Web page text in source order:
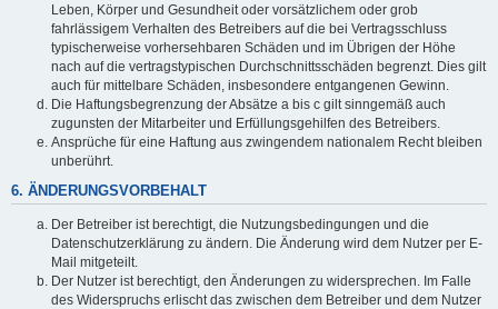
Leben, Körper und Gesundheit oder vorsätzlichem oder grob
fahrlässigem Verhalten des Betreibers auf die bei Vertragsschluss
typischerweise vorhersehbaren Schäden und im Übrigen der Höhe
nach auf die vertragstypischen Durchschnittsschäden begrenzt. Dies gilt
auch für mittelbare Schäden, insbesondere entgangenen Gewinn.
Die Haftungsbegrenzung der Absätze a bis c gilt sinngemäß auch
zugunsten der Mitarbeiter und Erfüllungsgehilfen des Betreibers.
Ansprüche für eine Haftung aus zwingendem nationalem Recht bleiben
unberührt.
6. ÄNDERUNGSVORBEHALT
Der Betreiber ist berechtigt, die Nutzungsbedingungen und die
Datenschutzerklärung zu ändern. Die Änderung wird dem Nutzer per E-
Mail mitgeteilt.
Der Nutzer ist berechtigt, den Änderungen zu widersprechen. Im Falle
des Widerspruchs erlischt das zwischen dem Betreiber und dem Nutzer